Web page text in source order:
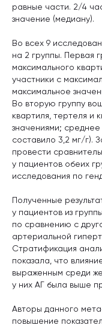
равные части. 2/4
значение (медиану).
Во всех 9
на 2 группы. Первая
максимального
участники с
максимальное
Во вторую группу
квартиля, тертеля и
значениями;
составило 3,2 мг/г).
провести
у пациентов обеих
исследования по
Полученные
у пациентов из
по сравнению с
артериальной
Стратификация
показала, что
выраженным среди
у них АГ была выше
Авторы данного
повышение